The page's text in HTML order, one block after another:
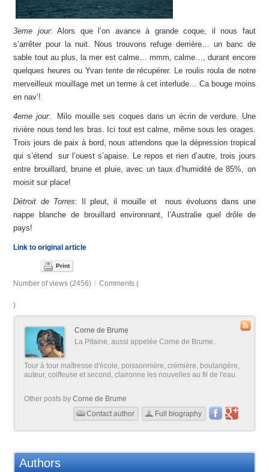
3eme jour: Alors que l’on avance à grande coque, il nous faut
s’arrêter pour la nuit. Nous trouvons refuge derrière… un banc de
sable tout au plus, la mer est calme… mmm, calme…, durant encore
quelques heures ou Yvan tente de récupérer. Le roulis roula de notre
merveilleux mouillage met un terme à cet interlude… Ca bouge moins
en nav’!
4eme jour: Milo mouille ses coques dans un écrin de verdure. Une
rivière nous tend les bras. Ici tout est calme, même sous les orages.
Trois jours de paix à bord, nous attendons que la dépression tropical
qui s’étend sur l’ouest s’apaise. Le repos et rien d’autre, trois jours
entre brouillard, bruine et pluie, avec un taux d’humidité de 85%, on
moisit sur place!
Détroit de Torres: Il pleut, il mouille et nous évoluons dans une
nappe blanche de brouillard environnant, l’Australie quel drôle de
pays!
Link to original article
Print
Number of views (2456) / Comments (
)
Corne de Brume
La Pitaine, aussi appelée Corne de Brume.
Tour à tour maîtresse d'école, poissonnière, crémière, boulangère,
auteur, coiffeuse et second, claironne les nouvelles au fil de l'eau.
Other posts byCorne de Brume
Contact author
Full biography
Authors